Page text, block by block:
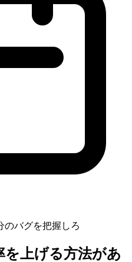
のバグを把握しろ
を上げる方法があ